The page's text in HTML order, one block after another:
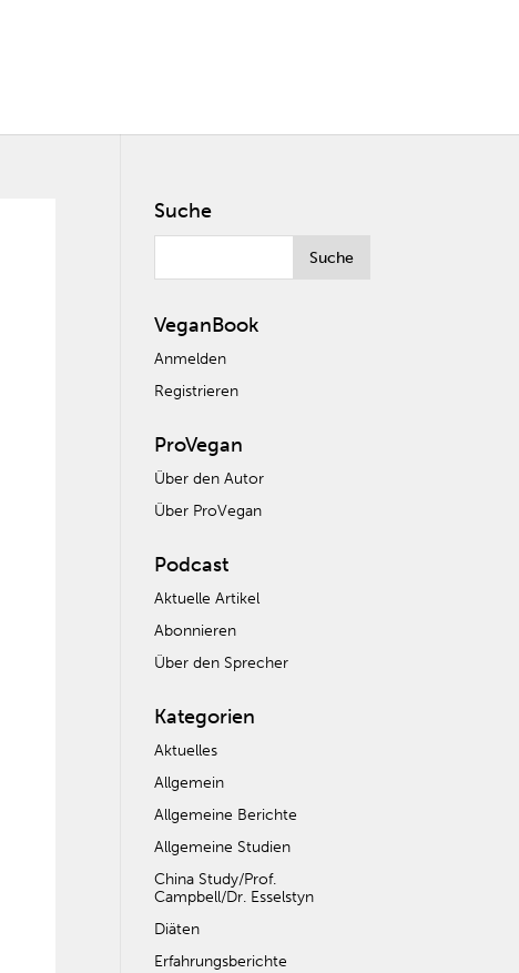
Suche
VeganBook
Anmelden
Registrieren
ProVegan
Über den Autor
Über ProVegan
Podcast
Aktuelle Artikel
Abonnieren
Über den Sprecher
Kategorien
Aktuelles
Allgemein
Allgemeine Berichte
Allgemeine Studien
China Study/Prof.
Campbell/Dr. Esselstyn
Diäten
Erfahrungsberichte